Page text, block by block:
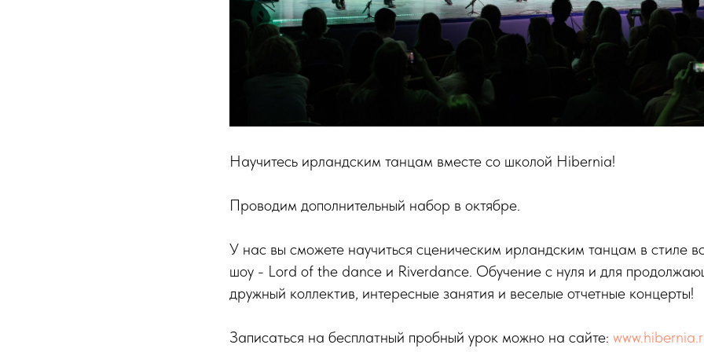
Научитесь ирландским танцам вместе со школой Hibernia!
Проводим дополнительный набор в октябре.
У нас вы сможете научиться сценическим ирландским танцам в стиле
шоу - Lord of the dance и Riverdance. Обучение с нуля и для
дружный коллектив, интересные занятия и веселые отчетные концерты!
Записаться на бесплатный пробный урок можно на сайте: